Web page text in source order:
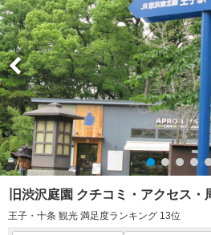
旧渋沢庭園 クチコミ・アクセス・
王子・十条 観光 満足度ランキング 13位